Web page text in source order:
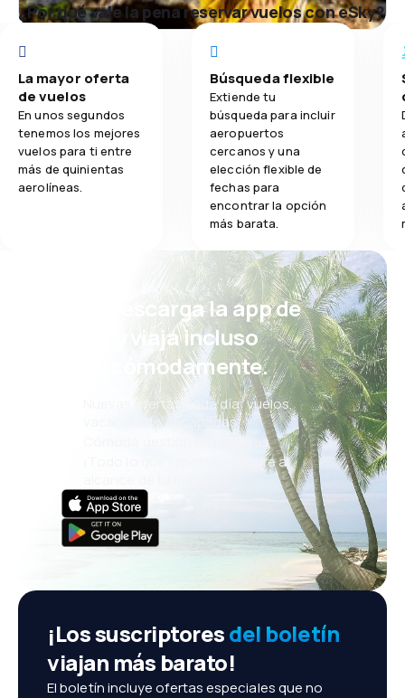
¿Por qué vale la pena reservar vuelos con eSky?
La mayor oferta
de vuelos
En unos segundos
tenemos los mejores
vuelos para ti entre
más de quinientas
aerolíneas.
Búsqueda flexible
Extiende tu
búsqueda para incluir
aeropuertos
cercanos y una
elección flexible de
fechas para
encontrar la opción
más barata.
¡Eh! Descarga la app de
eSky y viaja incluso
más cómodamente.
Nuevas ofertas cada día: vuelos,
vacaciones, escapadas
Cómoda gestión de reservas
¡Todo lo que importa, siempre al
¡Los suscriptoresdel boletín
viajan más barato!
El boletín incluye ofertas especiales que no